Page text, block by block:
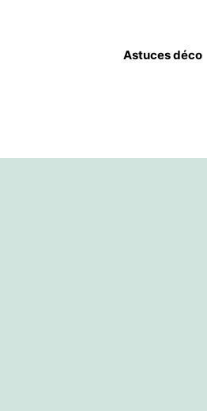
Astuces déco